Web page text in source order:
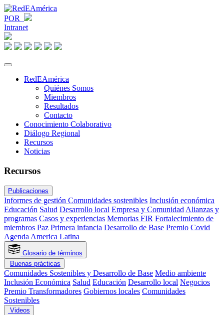
POR
Intranet
RedEAmérica
Quiénes Somos
Miembros
Resultados
Contacto
Conocimiento Colaborativo
Diálogo Regional
Recursos
Noticias
Recursos
Publicaciones
Informes de gestión Comunidades sostenibles Inclusión económica
Educación Salud Desarrollo local Empresa y ComunidadAlianzas y
programas Casos y experiencias Memorias FIR Fortalecimiento de
miembros Paz Primera infancia Desarrollo de Base Premio Covid
Agenda America Latina
Glosario de términos
Buenas prácticas
Comunidades Sostenibles y Desarrollo de Base Medio ambiente
Inclusión Económica Salud Educación Desarrollo local Negocios
Premio Transformadores Gobiernos locales Comunidades
Sostenibles
Videos